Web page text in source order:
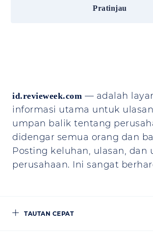
Pratinjau
id.revieweek.com — adalah
informasi utama untuk
umpan balik tentang
didengar semua orang dan
Posting keluhan, ulasan, dan
perusahaan. Ini sangat
TAUTAN CEPAT